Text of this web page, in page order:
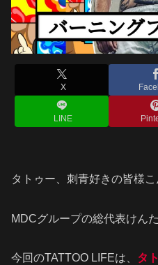
X
LINE
タトゥー、刺青好きの皆様こ
MDCグループの総代表けん
今回のTATTOO LIFEは、 タ